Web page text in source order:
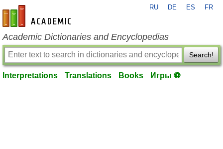
en-academic.com
RU DE ES FR
Academic Dictionaries and Encyclopedias
Search!
Interpretations Translations Books Игры ⚽